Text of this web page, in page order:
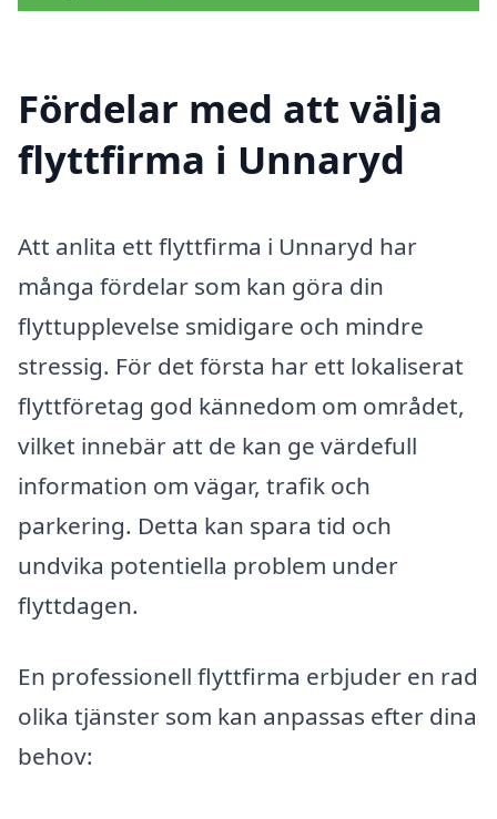
Fördelar med att välja
flyttfirma i Unnaryd
Att anlita ett flyttfirma i Unnaryd har
många fördelar som kan göra din
flyttupplevelse smidigare och mindre
stressig. För det första har ett lokaliserat
flyttföretag god kännedom om området,
vilket innebär att de kan ge värdefull
information om vägar, trafik och
parkering. Detta kan spara tid och
undvika potentiella problem under
flyttdagen.
En professionell flyttfirma erbjuder en rad
olika tjänster som kan anpassas efter dina
behov: